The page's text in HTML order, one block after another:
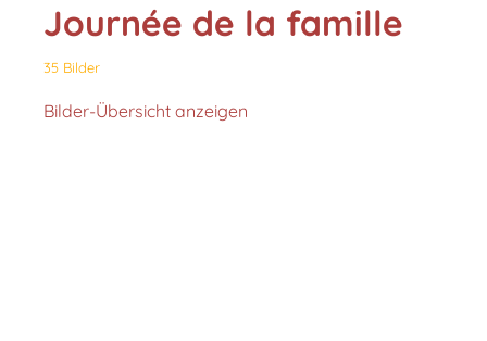
Journée de la famille
35 Bilder
Bilder-Übersicht anzeigen